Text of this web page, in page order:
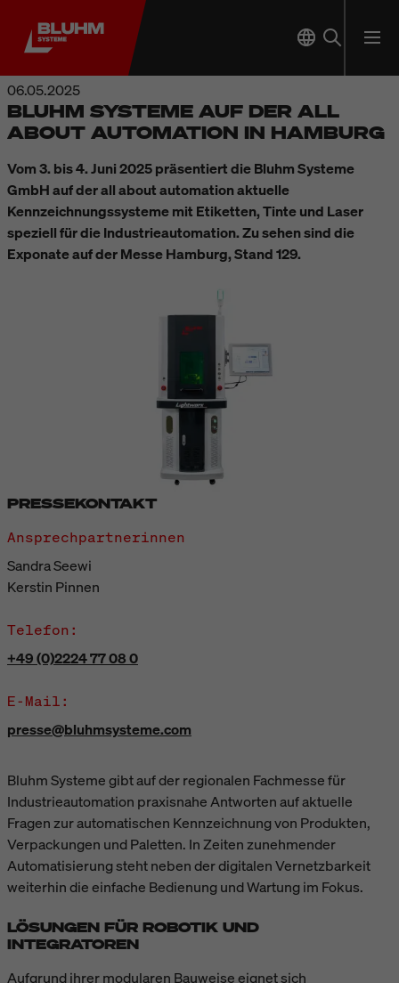
06.05.2025
BLUHM SYSTEME AUF DER ALL
ABOUT AUTOMATION IN HAMBURG
Vom 3. bis 4. Juni 2025 präsentiert die Bluhm Systeme
GmbH auf der all about automation aktuelle
Kennzeichnungssysteme mit Etiketten, Tinte und Laser
speziell für die Industrieautomation. Zu sehen sind die
Exponate auf der Messe Hamburg, Stand 129.
PRESSEKONTAKT
Ansprechpartnerinnen
Sandra Seewi
Kerstin Pinnen
Telefon:
+49 (0)2224 77 08 0
E-Mail:
presse@bluhmsysteme.com
Bluhm Systeme gibt auf der regionalen Fachmesse für
Industrieautomation praxisnahe Antworten auf aktuelle
Fragen zur automatischen Kennzeichnung von Produkten,
Verpackungen und Paletten. In Zeiten zunehmender
Automatisierung steht neben der digitalen Vernetzbarkeit
weiterhin die einfache Bedienung und Wartung im Fokus.
LÖSUNGEN FÜR ROBOTIK UND
INTEGRATOREN
Aufgrund ihrer modularen Bauweise eignet sich